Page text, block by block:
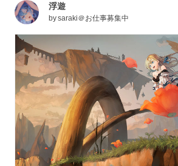
浮遊
bysaraki＠お仕事募集中